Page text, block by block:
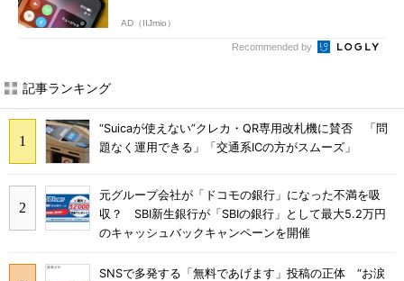
AD（IIJmio）
Recommended by
記事ランキング
“Suicaが使えない”クレカ・QR専用改札機に賛否 「問
題なく運用できる」「交通系ICの方がスムーズ」
元グループ会社が「ドコモの銀行」になった不満を吸
収？ SBI新生銀行が「SBIの銀行」として最大5.2万円
のキャッシュバックキャンペーンを開催
SNSで多発する「無料であげます」投稿の正体 “お涙